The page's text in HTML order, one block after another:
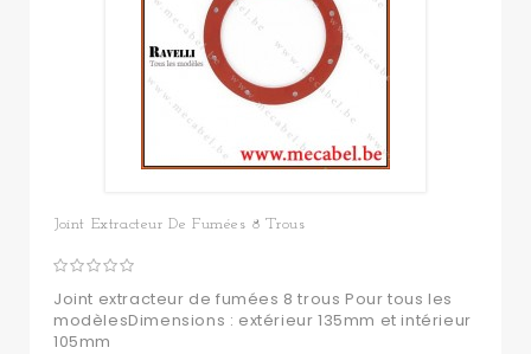
Joint Extracteur De Fumées 8 Trous
Joint extracteur de fumées 8 trous Pour tous les
modèlesDimensions : extérieur 135mm et intérieur
105mm